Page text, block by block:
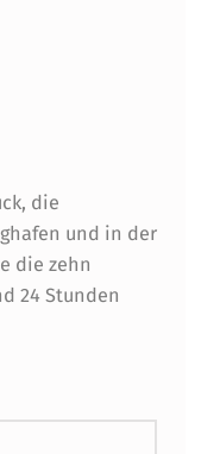
die
und in der
die zehn
24 Stunden